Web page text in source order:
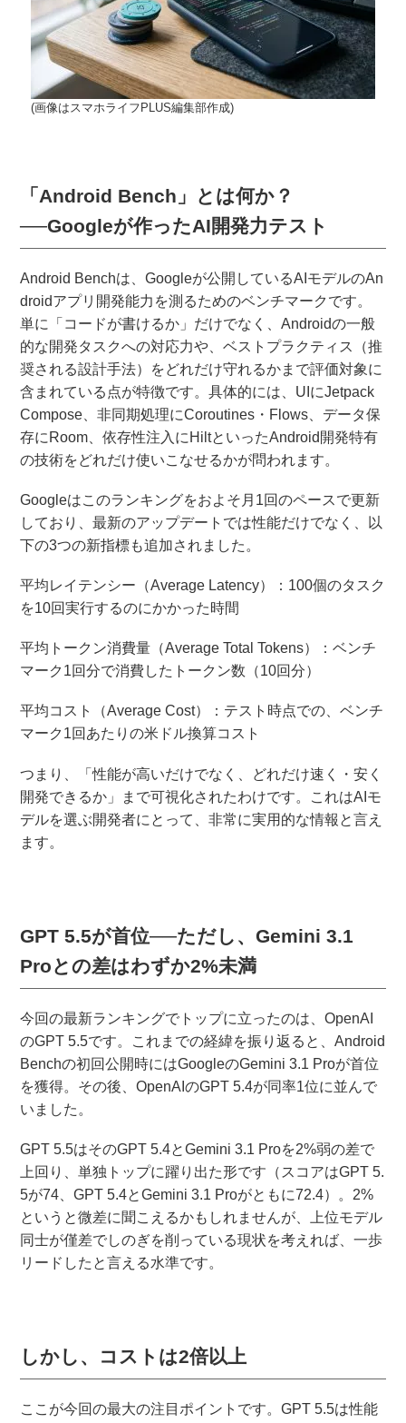
(画像はスマホライフPLUS編集部作成)
「Android Bench」とは何か？
──Googleが作ったAI開発力テスト
Android Benchは、Googleが公開しているAIモデルのAn
droidアプリ開発能力を測るためのベンチマークです。
単に「コードが書けるか」だけでなく、Androidの一般
的な開発タスクへの対応力や、ベストプラクティス（推
奨される設計手法）をどれだけ守れるかまで評価対象に
含まれている点が特徴です。具体的には、UIにJetpack
Compose、非同期処理にCoroutines・Flows、データ保
存にRoom、依存性注入にHiltといったAndroid開発特有
の技術をどれだけ使いこなせるかが問われます。
Googleはこのランキングをおよそ月1回のペースで更新
しており、最新のアップデートでは性能だけでなく、以
下の3つの新指標も追加されました。
平均レイテンシー（Average Latency）：100個のタスク
を10回実行するのにかかった時間
平均トークン消費量（Average Total Tokens）：ベンチ
マーク1回分で消費したトークン数（10回分）
平均コスト（Average Cost）：テスト時点での、ベンチ
マーク1回あたりの米ドル換算コスト
つまり、「性能が高いだけでなく、どれだけ速く・安く
開発できるか」まで可視化されたわけです。これはAIモ
デルを選ぶ開発者にとって、非常に実用的な情報と言え
ます。
GPT 5.5が首位──ただし、Gemini 3.1
Proとの差はわずか2%未満
今回の最新ランキングでトップに立ったのは、OpenAI
のGPT 5.5です。これまでの経緯を振り返ると、Android
Benchの初回公開時にはGoogleのGemini 3.1 Proが首位
を獲得。その後、OpenAIのGPT 5.4が同率1位に並んで
いました。
GPT 5.5はそのGPT 5.4とGemini 3.1 Proを2%弱の差で
上回り、単独トップに躍り出た形です（スコアはGPT 5.
5が74、GPT 5.4とGemini 3.1 Proがともに72.4）。2%
というと微差に聞こえるかもしれませんが、上位モデル
同士が僅差でしのぎを削っている現状を考えれば、一歩
リードしたと言える水準です。
しかし、コストは2倍以上
ここが今回の最大の注目ポイントです。GPT 5.5は性能